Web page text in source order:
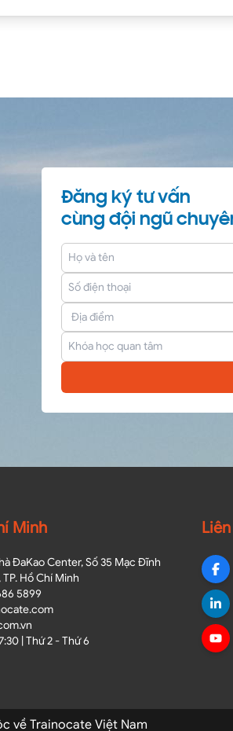
Đăng ký tư vấn
cùng đội ngũ
Minh
ĐaKao Center, Số 35 Mạc Đĩnh
Hồ Chí Minh
5899
| Thứ 2 - Thứ 6
về Trainocate Việt Nam